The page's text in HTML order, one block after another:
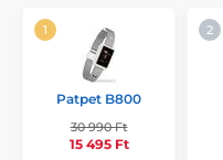
Patpet B800
30 990 Ft
15 495 Ft